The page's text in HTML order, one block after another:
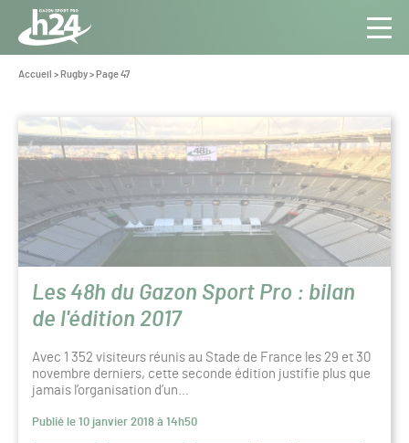
Panneau de gestion des cookies
Aller au contenu
Toute
l’info
Pro
Vous
Accueil > Rugby> Page 47
Rugby
Les 48h du Gazon Sport Pro : bilan
de l'édition 2017
Avec 1 352 visiteurs réunis au Stade de France les 29 et 30
novembre derniers, cette seconde édition justifie plus que
jamais l’organisation d’un…
Publié le 10 janvier 2018 à 14h50